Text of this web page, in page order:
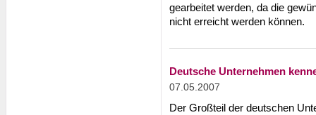
gearbeitet werden, da die
nicht erreicht werden können.
Deutsche Unternehmen
07.05.2007
Der Großteil der deutschen